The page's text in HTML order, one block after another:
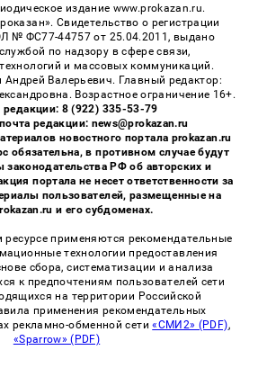
издание www.prokazan.ru.
Cвидетельство о регистрации
№ ФС77-44757 от 25.04.2011, выдано
по надзору в сфере связи,
и массовых коммуникаций.
Андрей Валерьевич. Главный редактор:
Возрастное ограничение 16+.
редакции: 8 (922) 335-53-79
редакции: news@prokazan.ru
новостного портала prokazan.ru
обязательна, в противном случае будут
РФ об авторских и
портала не несет ответственности за
пользователей, размещенные на
и его субдоменах.
применяются рекомендательные
технологии предоставления
сбора, систематизации и анализа
к предпочтениям пользователей сети
на территории Российской
применения рекомендательных
рекламно-обменной сети«СМИ2» (PDF),
«Sparrow» (PDF)